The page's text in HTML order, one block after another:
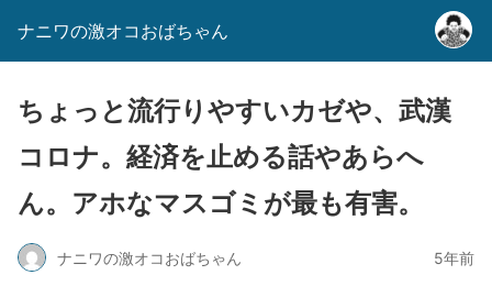
ナニワの激オコおばちゃん
ちょっと流行りやすいカゼや、武漢
コロナ。経済を止める話やあらへ
ん。アホなマスゴミが最も有害。
ナニワの激オコおばちゃん 5年前